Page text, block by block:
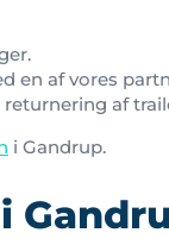
en af vores
af
i Gandrup.